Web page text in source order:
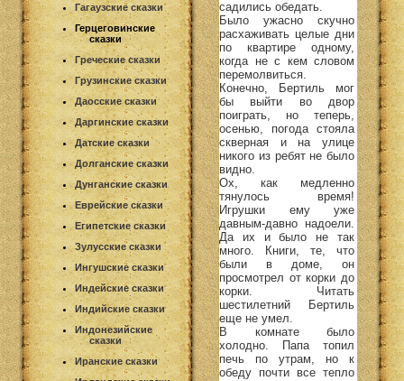
Гагаузские сказки
Герцеговинские
сказки
Греческие сказки
Грузинские сказки
Даосские сказки
Даргинские сказки
Датские сказки
Долганские сказки
Дунганские сказки
Еврейские сказки
Египетские сказки
Зулусские сказки
Ингушские сказки
Индейские сказки
Индийские сказки
Индонезийские
сказки
Иранские сказки
садились обедать.
Было ужасно скучно
расхаживать целые дни
по квартире одному,
когда не с кем словом
перемолвиться.
Конечно, Бертиль мог
бы выйти во двор
поиграть, но теперь,
осенью, погода стояла
скверная и на улице
никого из ребят не было
видно.
Ох, как медленно
тянулось время!
Игрушки ему уже
давным-давно надоели.
Да их и было не так
много. Книги, те, что
были в доме, он
просмотрел от корки до
корки. Читать
шестилетний Бертиль
еще не умел.
В комнате было
холодно. Папа топил
печь по утрам, но к
обеду почти все тепло